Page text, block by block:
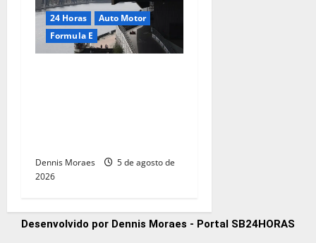
24 Horas
Auto Motor
Formula E
Dennis Moraes
5 de agosto de
2026
Desenvolvido por Dennis Moraes - Portal SB24HORAS